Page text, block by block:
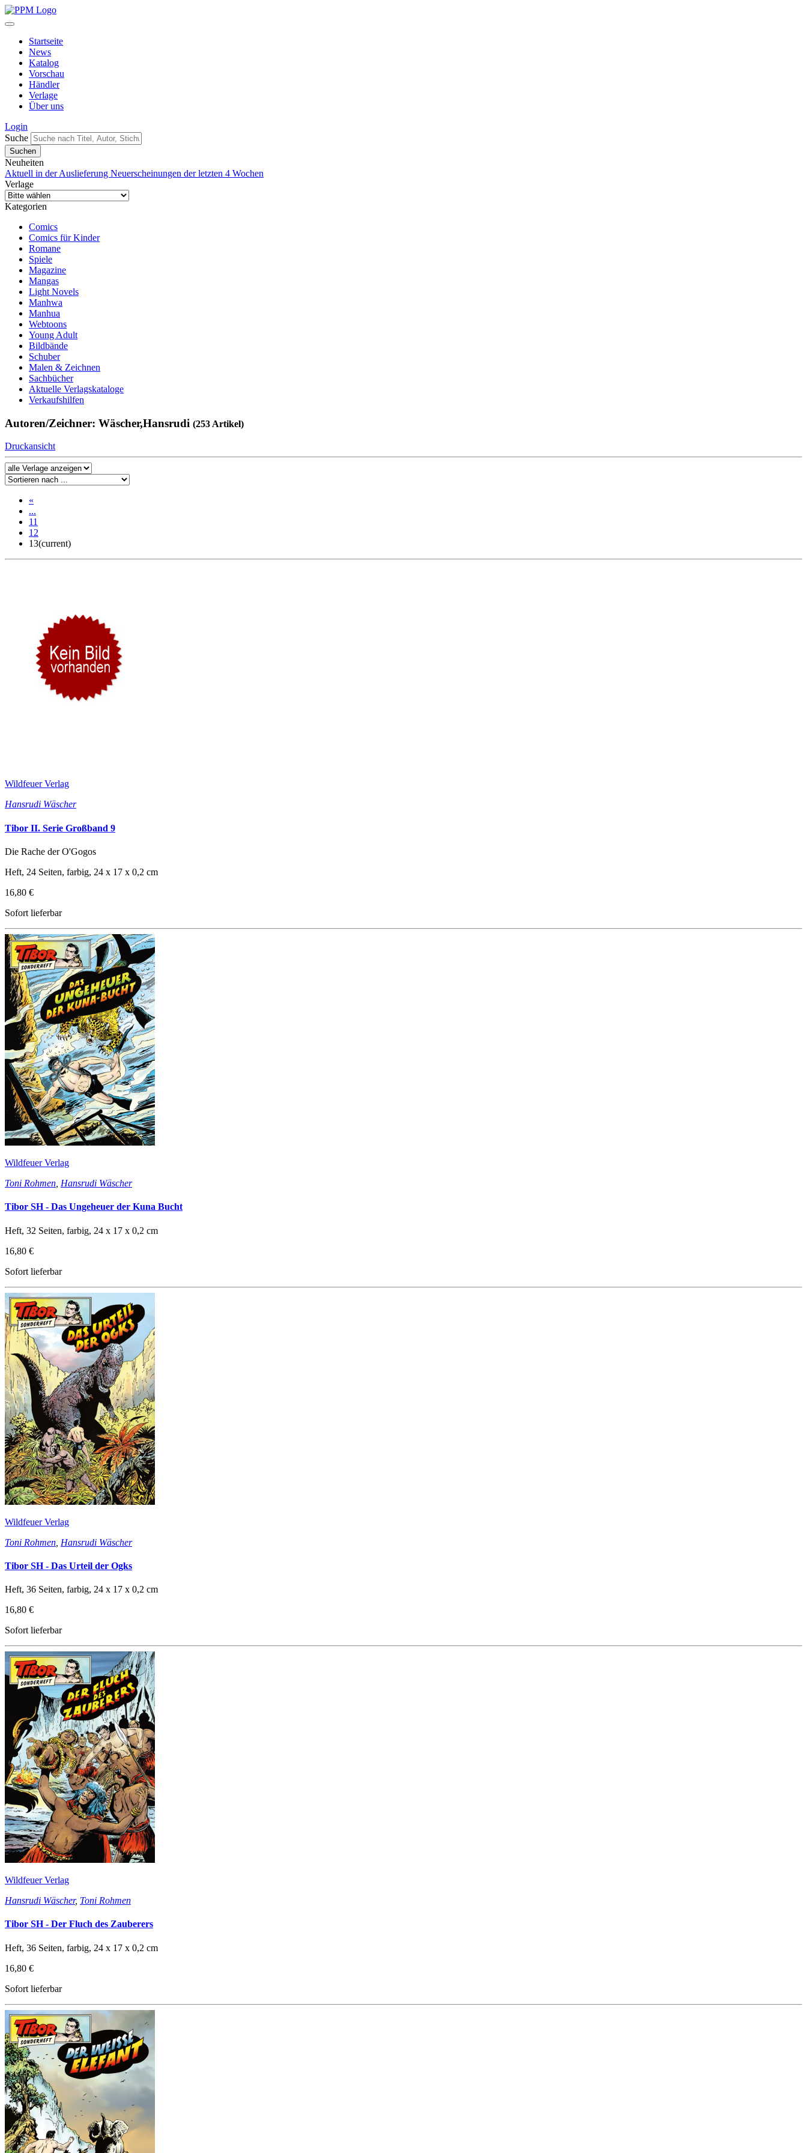
Startseite
News
Katalog
Vorschau
Händler
Verlage
Über uns
Login
Suche
Neuheiten
Aktuell in der Auslieferung Neuerscheinungen der letzten 4 Wochen
Verlage
Kategorien
Comics
Comics für Kinder
Romane
Spiele
Magazine
Mangas
Light Novels
Manhwa
Manhua
Webtoons
Young Adult
Bildbände
Schuber
Malen & Zeichnen
Sachbücher
Aktuelle Verlagskataloge
Verkaufshilfen
Autoren/Zeichner: Wäscher,Hansrudi (253 Artikel)
Druckansicht
«
...
11
12
13(current)
Wildfeuer Verlag
Hansrudi Wäscher
Tibor II. Serie Großband 9
Die Rache der O'Gogos
Heft, 24 Seiten, farbig, 24 x 17 x 0,2 cm
16,80 €
Sofort lieferbar
Wildfeuer Verlag
Toni Rohmen Hansrudi Wäscher
Tibor SH - Das Ungeheuer der Kuna Bucht
Heft, 32 Seiten, farbig, 24 x 17 x 0,2 cm
16,80 €
Sofort lieferbar
Wildfeuer Verlag
Toni Rohmen Hansrudi Wäscher
Tibor SH - Das Urteil der Ogks
Heft, 36 Seiten, farbig, 24 x 17 x 0,2 cm
16,80 €
Sofort lieferbar
Wildfeuer Verlag
Hansrudi Wäscher, Toni Rohmen
Tibor SH - Der Fluch des Zauberers
Heft, 36 Seiten, farbig, 24 x 17 x 0,2 cm
16,80 €
Sofort lieferbar